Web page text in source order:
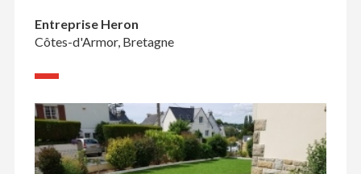
Entreprise Heron
Côtes-d'Armor, Bretagne